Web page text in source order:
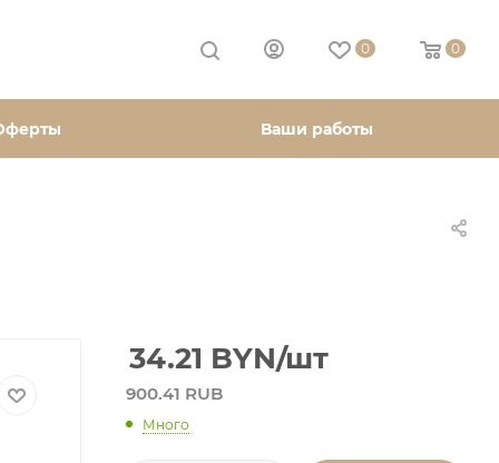
0 0
Ваши работы
34.21 BYN/шт
900.41 RUB
Много